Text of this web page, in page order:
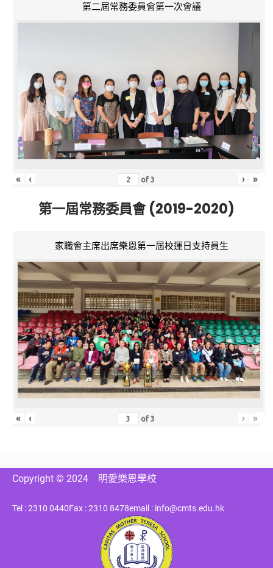
第二屆常務委員會第一次會議
« ‹ of3 › »
第一屆常務委員會 (2019-2020)
家職會主席出席樂恩第一屆校運日支持員生
« ‹ of3 › »
Copyright © 2024 明愛樂恩學校
Tel : 2310 0440Fax : 2310 8478email : info@cmts.edu.hk